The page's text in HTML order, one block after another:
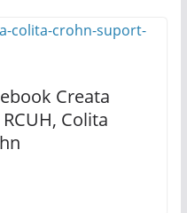
Creata
Colita